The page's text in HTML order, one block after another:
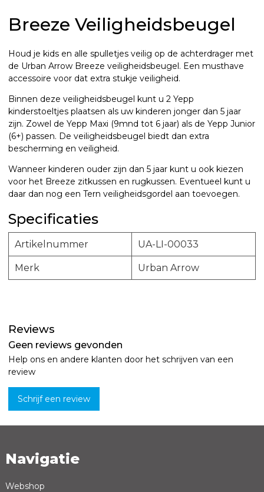
Breeze Veiligheidsbeugel
Houd je kids en alle spulletjes veilig op de achterdrager met
de Urban Arrow Breeze veiligheidsbeugel. Een musthave
accessoire voor dat extra stukje veiligheid.
Binnen deze veiligheidsbeugel kunt u 2 Yepp
kinderstoeltjes plaatsen als uw kinderen jonger dan 5 jaar
zijn. Zowel de Yepp Maxi (9mnd tot 6 jaar) als de Yepp Junior
(6+) passen. De veiligheidsbeugel biedt dan extra
bescherming en veiligheid.
Wanneer kinderen ouder zijn dan 5 jaar kunt u ook kiezen
voor het Breeze zitkussen en rugkussen. Eventueel kunt u
daar dan nog een Tern veiligheidsgordel aan toevoegen.
Specificaties
Artikelnummer UA-LI-00033
Merk Urban Arrow
Reviews
Geen reviews gevonden
Help ons en andere klanten door het schrijven van een
review
Schrijf een review
Naam *
Navigatie
Webshop